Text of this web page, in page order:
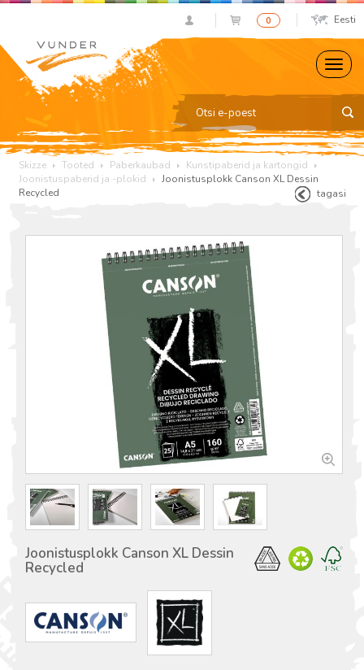
0 Eesti
Skizze Tooted Paberkaubad
Kunstipaberid ja kartongid
Joonistuspaberid ja -plokid
Joonistusplokk Canson XL Dessin
Recycled
tagasi
Joonistusplokk Canson XL Dessin
Recycled